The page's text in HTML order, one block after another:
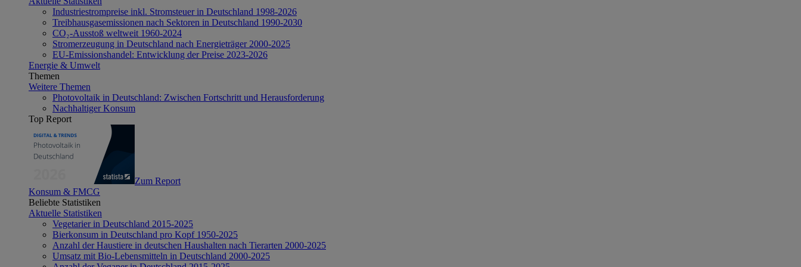
Industriestrompreise inkl. Stromsteuer in Deutschland 1998-2026
Treibhausgasemissionen nach Sektoren in Deutschland 1990-2030
CO₂-Ausstoß weltweit 1960-2024
Stromerzeugung in Deutschland nach Energieträger 2000-2025
EU-Emissionshandel: Entwicklung der Preise 2023-2026
Energie & Umwelt
Themen
Weitere Themen
Photovoltaik in Deutschland: Zwischen Fortschritt und Herausforderung
Nachhaltiger Konsum
Top Report
Zum Report
Konsum & FMCG
Beliebte Statistiken
Aktuelle Statistiken
Vegetarier in Deutschland 2015-2025
Bierkonsum in Deutschland pro Kopf 1950-2025
Anzahl der Haustiere in deutschen Haushalten nach Tierarten 2000-2025
Umsatz mit Bio-Lebensmitteln in Deutschland 2000-2025